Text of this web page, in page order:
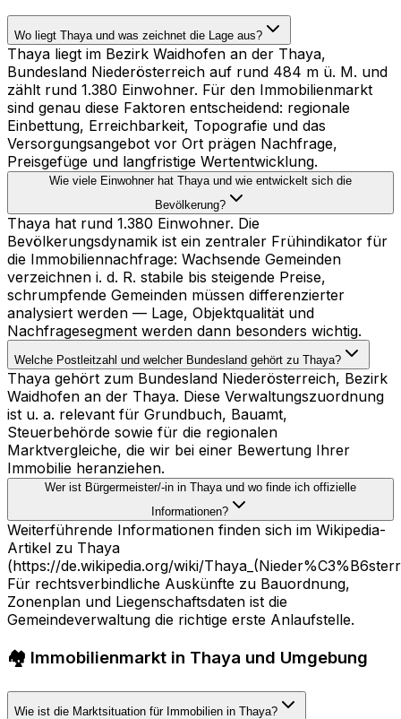
Wo liegt Thaya und was zeichnet die Lage aus?
Thaya liegt im Bezirk Waidhofen an der Thaya,
Bundesland Niederösterreich auf rund 484 m ü. M. und
zählt rund 1.380 Einwohner. Für den Immobilienmarkt
sind genau diese Faktoren entscheidend: regionale
Einbettung, Erreichbarkeit, Topografie und das
Versorgungsangebot vor Ort prägen Nachfrage,
Preisgefüge und langfristige Wertentwicklung.
Wie viele Einwohner hat Thaya und wie entwickelt sich die
Bevölkerung?
Thaya hat rund 1.380 Einwohner. Die
Bevölkerungsdynamik ist ein zentraler Frühindikator für
die Immobiliennachfrage: Wachsende Gemeinden
verzeichnen i. d. R. stabile bis steigende Preise,
schrumpfende Gemeinden müssen differenzierter
analysiert werden — Lage, Objektqualität und
Nachfragesegment werden dann besonders wichtig.
Welche Postleitzahl und welcher Bundesland gehört zu Thaya?
Thaya gehört zum Bundesland Niederösterreich, Bezirk
Waidhofen an der Thaya. Diese Verwaltungszuordnung
ist u. a. relevant für Grundbuch, Bauamt,
Steuerbehörde sowie für die regionalen
Marktvergleiche, die wir bei einer Bewertung Ihrer
Immobilie heranziehen.
Wer ist Bürgermeister/-in in Thaya und wo finde ich offizielle
Informationen?
Weiterführende Informationen finden sich im Wikipedia-
Artikel zu Thaya
(https://de.wikipedia.org/wiki/
Für rechtsverbindliche Auskünfte zu Bauordnung,
Zonenplan und Liegenschaftsdaten ist die
Gemeindeverwaltung die richtige erste Anlaufstelle.
🏘️ Immobilienmarkt in Thaya und Umgebung
Wie ist die Marktsituation für Immobilien in Thaya?